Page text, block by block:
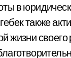
в
также
жизни своего